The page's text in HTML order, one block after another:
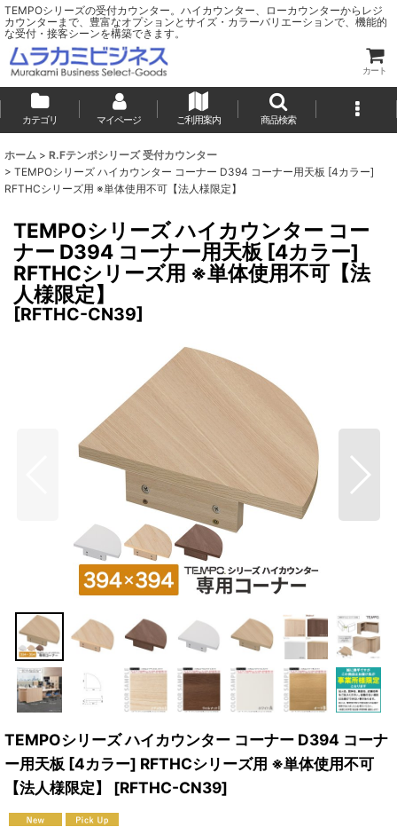
TEMPOシリーズの受付カウンター。ハイカウンター、ローカウンターからレジ
カウンターまで、豊富なオプションとサイズ・カラーバリエーションで、機能的
な受付・接客シーンを構築できます。
カート
カテゴリ マイページ ご利用案内 商品検索
ホーム > R.Fテンポシリーズ 受付カウンター
> TEMPOシリーズ ハイカウンター コーナー D394 コーナー用天板 [4カラー]
RFTHCシリーズ用 ※単体使用不可【法人様限定】
TEMPOシリーズ ハイカウンター コー
ナー D394 コーナー用天板 [4カラー]
RFTHCシリーズ用 ※単体使用不可【法
人様限定】
[RFTHC-CN39]
TEMPOシリーズ ハイカウンター コーナー D394 コーナ
ー用天板 [4カラー] RFTHCシリーズ用 ※単体使用不可
【法人様限定】
[RFTHC-CN39]